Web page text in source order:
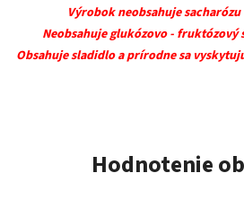
Výrobok neobsahuje
Neobsahuje glukózovo - fruktózový
Obsahuje sladidlo a prírodne sa
Hodnotenie